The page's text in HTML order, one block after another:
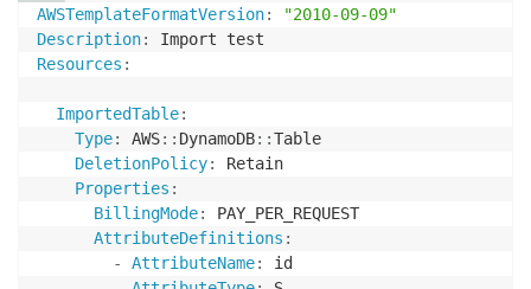
AWSTemplateFormatVersion:
"2010-09-09"
Description:
Resources :
ImportedTable:
Type: AWS: : DynamoDB: :Table
DeletionPolicy:
Retain
Properties :
BillingMode:
PAY_PER_REQUEST
AttributeDefinitions :
-
AttributeName:
id